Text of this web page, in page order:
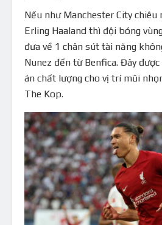
Nếu như Manchester City chiêu
Erling Haaland thì đội bóng
đưa về 1 chân sút tài năng
Nunez đến từ Benfica. Đây
án chất lượng cho vị trí mũi
The Kop.